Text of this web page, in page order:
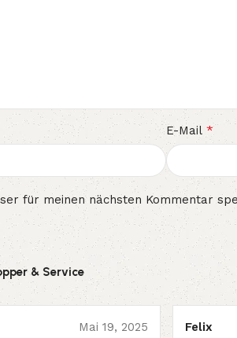
& Service
Mai 19, 2025 Felix
E-Mail *
für meinen nächsten Kommentar